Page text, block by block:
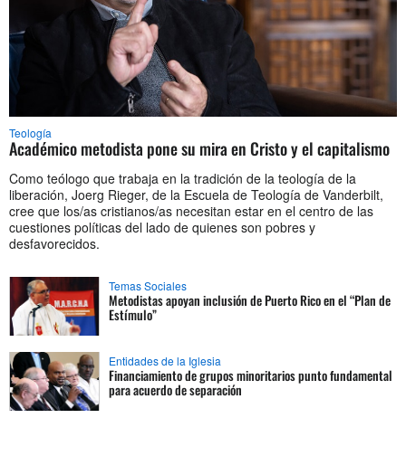
Teología
Académico metodista pone su mira en Cristo y el capitalismo
Como teólogo que trabaja en la tradición de la teología de la
liberación, Joerg Rieger, de la Escuela de Teología de Vanderbilt,
cree que los/as cristianos/as necesitan estar en el centro de las
cuestiones políticas del lado de quienes son pobres y
desfavorecidos.
Temas Sociales
Metodistas apoyan inclusión de Puerto Rico en el “Plan de
Estímulo”
Entidades de la Iglesia
Financiamiento de grupos minoritarios punto fundamental
para acuerdo de separación